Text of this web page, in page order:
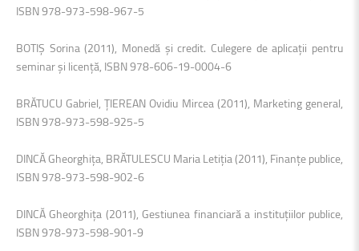
ISBN 978-973-598-967-5
BOTIŞ Sorina (2011), Monedă şi credit. Culegere de aplicaţii pentru
seminar şi licenţă, ISBN 978-606-19-0004-6
BRĂTUCU Gabriel, ŢIEREAN Ovidiu Mircea (2011), Marketing general,
ISBN 978-973-598-925-5
DINCĂ Gheorghiţa, BRĂTULESCU Maria Letiţia (2011), Finanţe publice,
ISBN 978-973-598-902-6
DINCĂ Gheorghiţa (2011), Gestiunea financiară a instituţiilor publice,
ISBN 978-973-598-901-9